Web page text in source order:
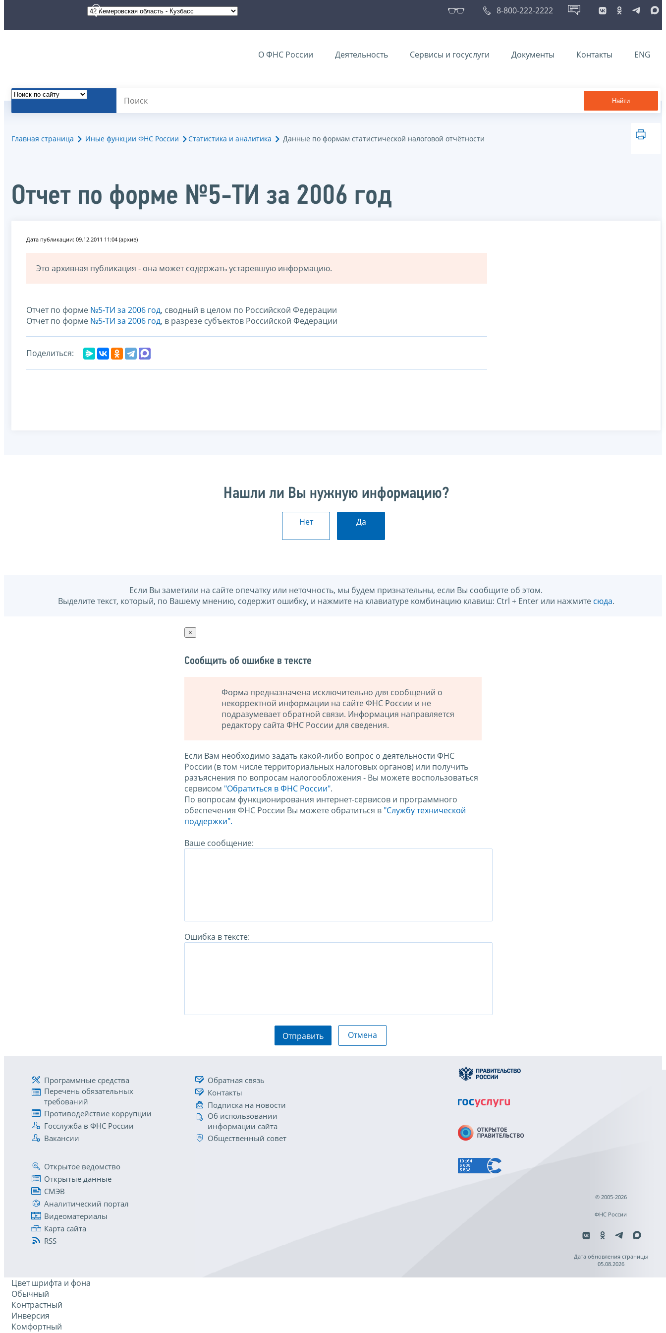
8-800-222-2222
О ФНС России Деятельность Сервисы и госуслуги Документы Контакты ENG
Найти
Главная страница Иные функции ФНС России Статистика и аналитика Данные по формам статистической налоговой отчётности
Oтчет по форме №5-ТИ за 2006 год
Дата публикации: 09.12.2011 11:04 (архив)
Это архивная публикация - она может содержать устаревшую информацию.
Отчет по форме №5-ТИ за 2006 год, сводный в целом по Российской Федерации
Отчет по форме №5-ТИ за 2006 год, в разрезе субъектов Российской Федерации
Поделиться:
Нашли ли Вы нужную информацию?
Нет Да
Если Вы заметили на сайте опечатку или неточность, мы будем признательны, если Вы сообщите об этом.
Выделите текст, который, по Вашему мнению, содержит ошибку, и нажмите на клавиатуре комбинацию клавиш: Ctrl + Enter или нажмите сюда.
×
Сообщить об ошибке в тексте
Форма предназначена исключительно для сообщений о
некорректной информации на сайте ФНС России и не
подразумевает обратной связи. Информация направляется
редактору сайта ФНС России для сведения.
Если Вам необходимо задать какой-либо вопрос о деятельности ФНС
России (в том числе территориальных налоговых органов) или получить
разъяснения по вопросам налогообложения - Вы можете воспользоваться
сервисом "Обратиться в ФНС России".
По вопросам функционирования интернет-сервисов и программного
обеспечения ФНС России Вы можете обратиться в "Службу технической
поддержки".
Ваше сообщение:
Ошибка в тексте:
Отправить Отмена
Программные средства
Перечень обязательных
требований
Противодействие коррупции
Госслужба в ФНС России
Вакансии
Обратная связь
Контакты
Подписка на новости
Об использовании
информации сайта
Общественный совет
Открытое ведомство
Открытые данные
СМЭВ
Аналитический портал
Видеоматериалы
Карта сайта
RSS
© 2005-2026
ФНС России
Дата обновления страницы
05.08.2026
Цвет шрифта и фона
Обычный
Контрастный
Инверсия
Комфортный